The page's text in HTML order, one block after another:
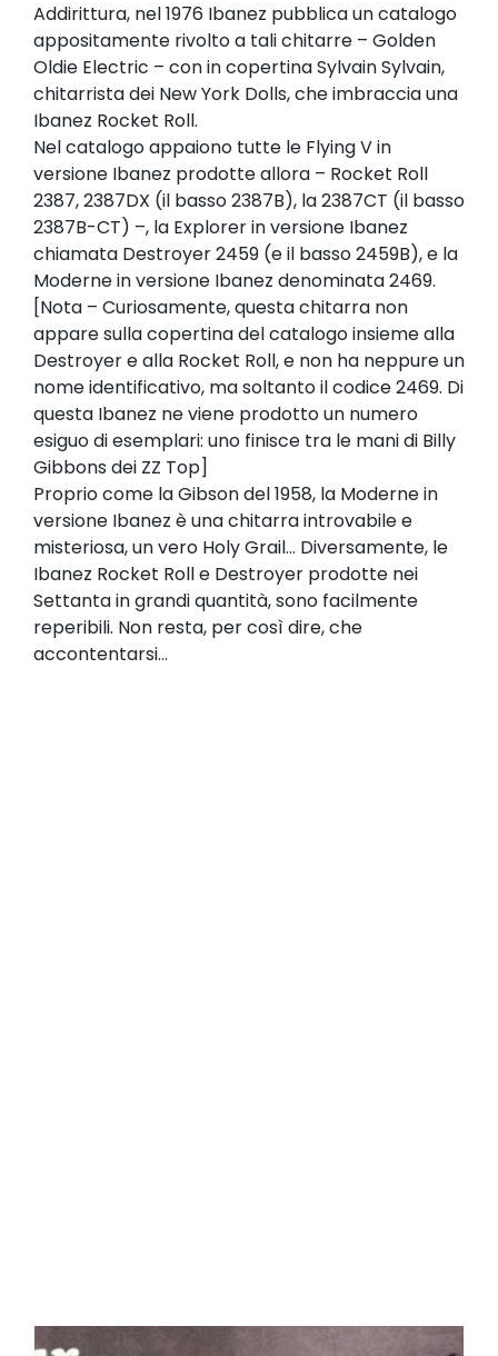
Addirittura, nel 1976 Ibanez pubblica un catalogo
appositamente rivolto a tali chitarre – Golden
Oldie Electric – con in copertina Sylvain Sylvain,
chitarrista dei New York Dolls, che imbraccia una
Ibanez Rocket Roll.
Nel catalogo appaiono tutte le Flying V in
versione Ibanez prodotte allora – Rocket Roll
2387, 2387DX (il basso 2387B), la 2387CT (il basso
2387B-CT) –, la Explorer in versione Ibanez
chiamata Destroyer 2459 (e il basso 2459B), e la
Moderne in versione Ibanez denominata 2469.
[Nota – Curiosamente, questa chitarra non
appare sulla copertina del catalogo insieme alla
Destroyer e alla Rocket Roll, e non ha neppure un
nome identificativo, ma soltanto il codice 2469. Di
questa Ibanez ne viene prodotto un numero
esiguo di esemplari: uno finisce tra le mani di Billy
Gibbons dei ZZ Top]
Proprio come la Gibson del 1958, la Moderne in
versione Ibanez è una chitarra introvabile e
misteriosa, un vero Holy Grail… Diversamente, le
Ibanez Rocket Roll e Destroyer prodotte nei
Settanta in grandi quantità, sono facilmente
reperibili. Non resta, per così dire, che
accontentarsi…